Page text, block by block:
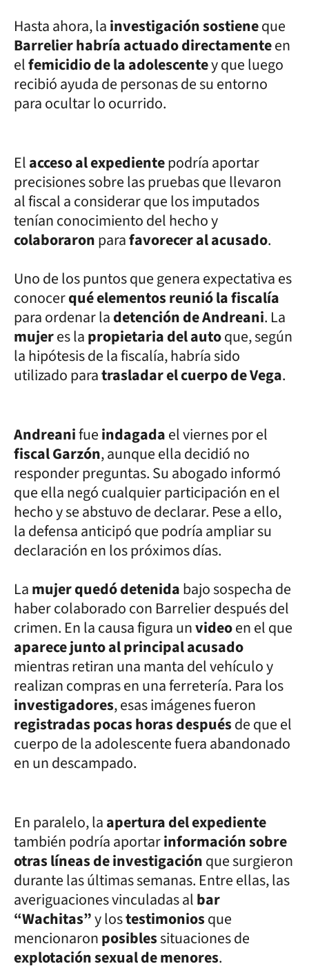
Hasta ahora, lainvestigación sostieneque
Barrelier habría actuado directamenteen
elfemicidio de la adolescentey que luego
recibió ayuda de personas de su entorno
para ocultar lo ocurrido.
Elacceso al expedientepodría aportar
precisiones sobre las pruebas que llevaron
al fiscal a considerar que los imputados
tenían conocimiento del hecho y
colaboraronparafavorecer al acusado.
Uno de los puntos que genera expectativa es
conocerqué elementos reunió la fiscalía
para ordenar ladetención de Andreani. La
mujeres lapropietaria del autoque, según
la hipótesis de la fiscalía, habría sido
utilizado paratrasladar el cuerpo de Vega.
Andreanifueindagadael viernes por el
fiscal Garzón, aunque ella decidió no
responder preguntas. Su abogado informó
que ella negó cualquier participación en el
hecho y se abstuvo de declarar. Pese a ello,
la defensa anticipó que podría ampliar su
declaración en los próximos días.
Lamujer quedó detenidabajo sospecha de
haber colaborado con Barrelier después del
crimen. En la causa figura unvideoen el que
aparece junto al principal acusado
mientras retiran una manta del vehículo y
realizan compras en una ferretería. Para los
investigadores, esas imágenes fueron
registradas pocas horas despuésde que el
cuerpo de la adolescente fuera abandonado
en un descampado.
En paralelo, laapertura del expediente
también podría aportarinformación sobre
otras líneas de investigaciónque surgieron
durante las últimas semanas. Entre ellas, las
averiguaciones vinculadas albar
“Wachitas”y lostestimoniosque
mencionaronposiblessituaciones de
explotación sexual de menores.